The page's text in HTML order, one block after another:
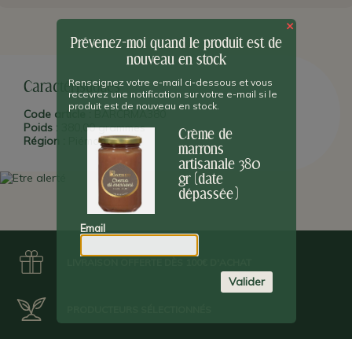
PLUS D'INFO :Cettecrème de marronest artisanale et sans
sont
particulièrement renommés et considérés comme les meilleurs
depuis des siècles. De nos jours des pâtissiers français célèbres
marrons glacéspar exemple).
Date Limite d'Utilisation Optimale : 31/05/2023
Caractéristiques
Code article : BARCRMA380
Poids :
380,00 grammes
Région :
Piémont
×
Prévenez-moi quand le produit est de
nouveau en stock
Renseignez votre e-mail ci-dessous et vous
recevrez une notification sur votre e-mail si le
produit est de nouveau en stock.
Crème de
marrons
artisanale 380
gr (date
dépassée)
Email
Valider